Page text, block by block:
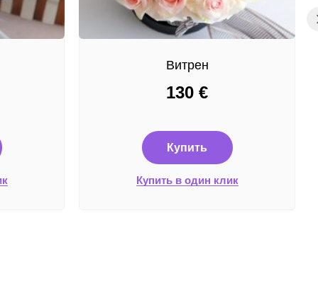
Витрен
130 €
Купить
Купить в один клик